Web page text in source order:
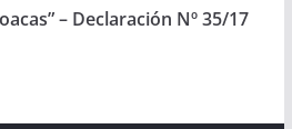
– Declaración Nº 35/17